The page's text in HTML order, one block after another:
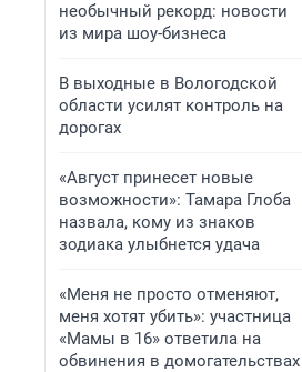
необычный рекорд: новости
из мира шоу-бизнеса
В выходные в Вологодской
области усилят контроль на
дорогах
«Август принесет новые
возможности»: Тамара Глоба
назвала, кому из знаков
зодиака улыбнется удача
«Меня не просто отменяют,
меня хотят убить»: участница
«Мамы в 16» ответила на
обвинения в домогательствах